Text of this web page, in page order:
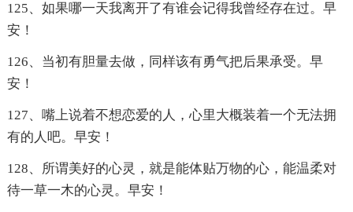
125、如果哪一天我离开了有谁会记得我曾经存在过。早
安！
126、当初有胆量去做，同样该有勇气把后果承受。早
安！
127、嘴上说着不想恋爱的人，心里大概装着一个无法拥
有的人吧。早安！
128、所谓美好的心灵，就是能体贴万物的心，能温柔对
待一草一木的心灵。早安！